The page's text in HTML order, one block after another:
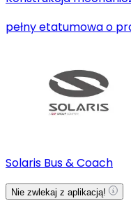
pełny etatumowa o
Solaris Bus & Coach
Nie zwlekaj z aplikacją!